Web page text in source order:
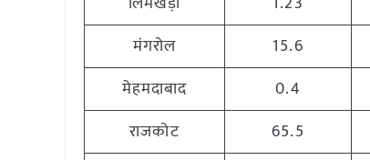
मंगरोल
15.6
मेहमदाबाद
0.4
राजकोट
65.5